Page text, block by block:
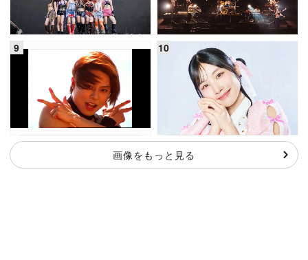
画像をもっと見る